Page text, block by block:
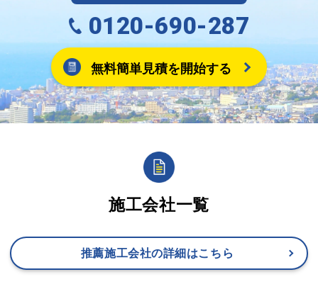
0120-690-287
無料簡単見積を開始する
施工会社一覧
推薦施工会社の詳細はこちら